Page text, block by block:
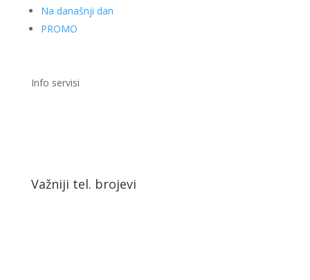
Na današnji dan
PROMO
Info servisi
Važniji tel. brojevi